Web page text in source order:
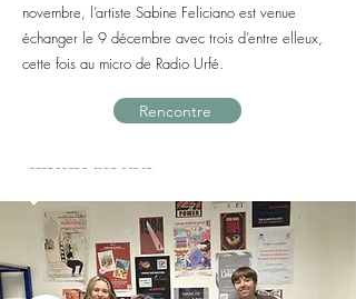
novembre, l’artiste Sabine Feliciano est venue
échanger le 9 décembre avec trois d’entre elleux,
cette fois au micro de Radio Urfé.
Rencontre